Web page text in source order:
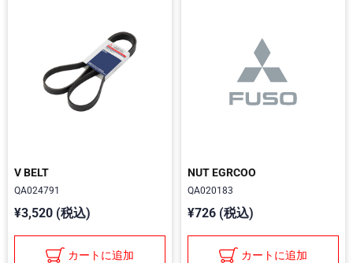
V BELT
QA024791
¥3,520 (税込)
カートに追加
NUT EGRCOO
QA020183
¥726 (税込)
カートに追加